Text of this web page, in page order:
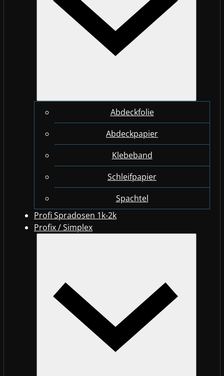
Abdeckfolie
Abdeckpapier
Klebeband
Schleifpapier
Spachtel
Profi Spradosen 1k-2k
Profix / Simplex